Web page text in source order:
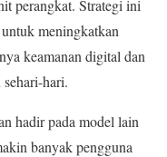
perangkat. Strategi ini
meningkatkan
keamanan digital dan
hari.
hadir pada model lain
banyak pengguna